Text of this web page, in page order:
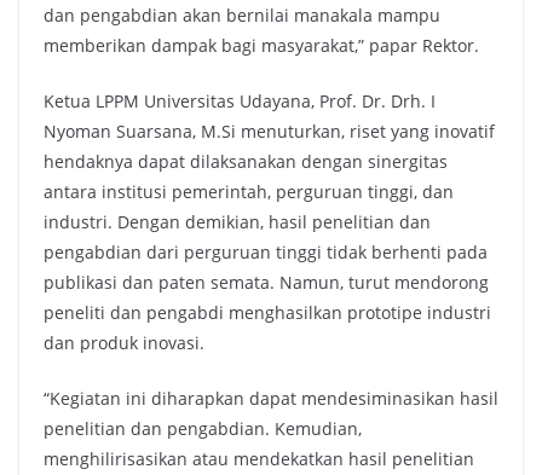
dan pengabdian akan bernilai manakala mampu
memberikan dampak bagi masyarakat,” papar Rektor.
Ketua LPPM Universitas Udayana, Prof. Dr. Drh. I
Nyoman Suarsana, M.Si menuturkan, riset yang inovatif
hendaknya dapat dilaksanakan dengan sinergitas
antara institusi pemerintah, perguruan tinggi, dan
industri. Dengan demikian, hasil penelitian dan
pengabdian dari perguruan tinggi tidak berhenti pada
publikasi dan paten semata. Namun, turut mendorong
peneliti dan pengabdi menghasilkan prototipe industri
dan produk inovasi.
“Kegiatan ini diharapkan dapat mendesiminasikan hasil
penelitian dan pengabdian. Kemudian,
menghilirisasikan atau mendekatkan hasil penelitian